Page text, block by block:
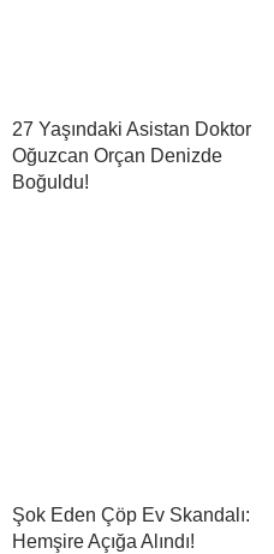
27 Yaşındaki Asistan Doktor
Oğuzcan Orçan Denizde
Boğuldu!
Şok Eden Çöp Ev Skandalı:
Hemşire Açığa Alındı!